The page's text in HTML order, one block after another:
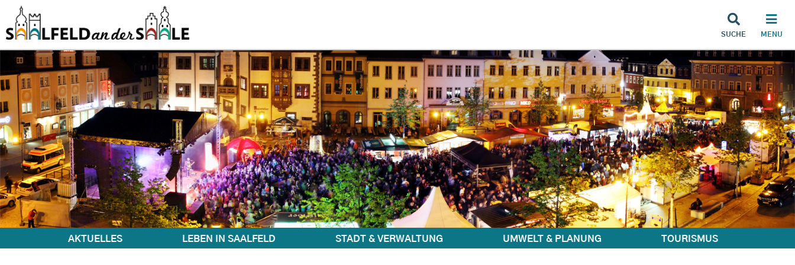
SUCHE MENU
AKTUELLES LEBEN IN SAALFELD STADT & VERWALTUNG UMWELT & PLANUNG TOURISMUS